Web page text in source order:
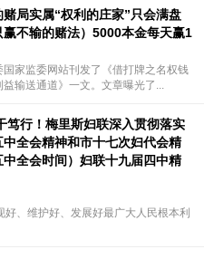
赌局实属“权利的庄家”只会满盘
赢不输的赌法）5000本金每天赢1
国家监委网站刊发了《借打牌之名权钱
输送通道》一文。文章曝光了...
笃行！梅里斯妇联深入贯彻落实
中全会精神和市十七次妇代会精
全会时间）妇联十九届四中精
、维护好、发展好最广大人民根本利